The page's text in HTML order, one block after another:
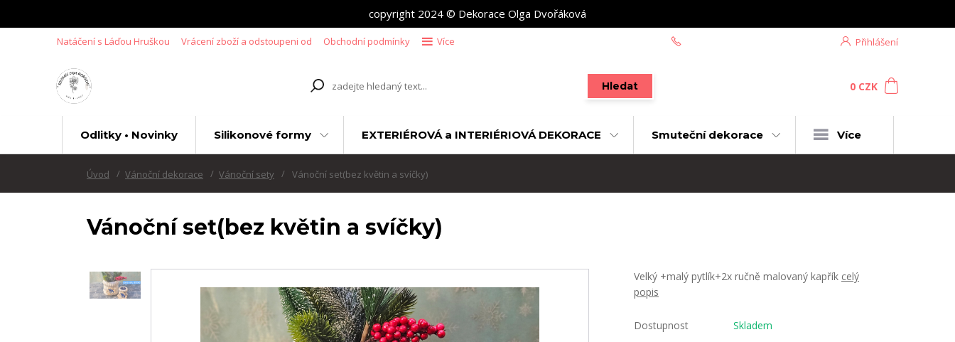
copyright 2024 © Dekorace Olga Dvořáková
Natáčení s Láďou Hruškou Vrácení zboží a odstoupeni od Obchodní podmínky Více Přihlášení
Hledat 0 CZK
Odlitky • Novinky Silikonové formy EXTERIÉROVÁ a INTERIÉRIOVÁ DEKORACE Smuteční dekorace Více
Úvod Vánoční dekorace Vánoční sety Vánoční set(bez květin a svíčky)
Vánoční set(bez květin a svíčky)
Velký +malý pytlík+2x ručně malovaný kapřík celý
popis
Dostupnost Skladem